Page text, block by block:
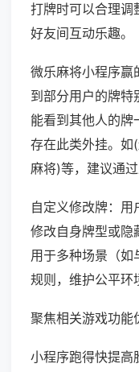
打牌时可以合理调
好友间互动乐趣。
微乐麻将小程序赢
到部分用户的牌特
能看到其他人的牌
存在此类外挂。如
麻将)等，建议通
自定义修改牌：用
修改自身牌型或隐
用于多种场景（如
规则，维护公平环
聚焦相关游戏功能
小程序跑得快提高